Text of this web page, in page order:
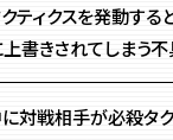
ティクスを発動する
書きされてしまう
対戦相手が必殺タ